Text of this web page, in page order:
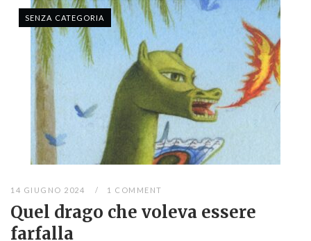
SENZA CATEGORIA
14 GIUGNO 2024 1 COMMENT
Quel drago che voleva essere
farfalla